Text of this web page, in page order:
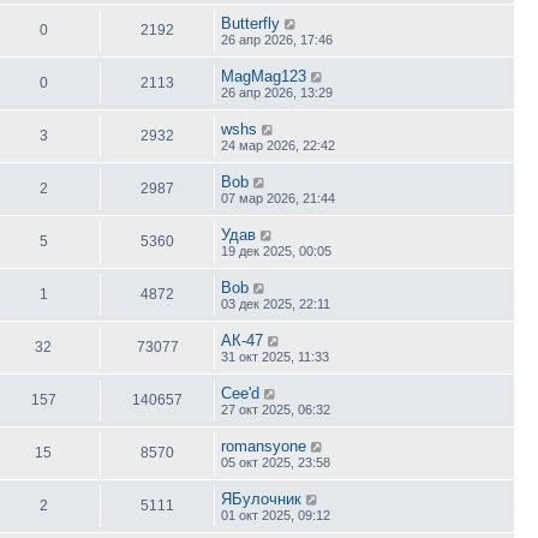
0 2192 Butterfly
26 апр 2026, 17:46
0 2113 MagMag123
26 апр 2026, 13:29
3 2932 wshs
24 мар 2026, 22:42
2 2987 Bob
07 мар 2026, 21:44
5 5360 Удав
19 дек 2025, 00:05
1 4872 Bob
03 дек 2025, 22:11
32 73077 АК-47
31 окт 2025, 11:33
157 140657 Cee'd
27 окт 2025, 06:32
15 8570 romansyone
05 окт 2025, 23:58
2 5111 ЯБулочник
01 окт 2025, 09:12